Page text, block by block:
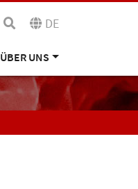
DE
ÜBER UNS